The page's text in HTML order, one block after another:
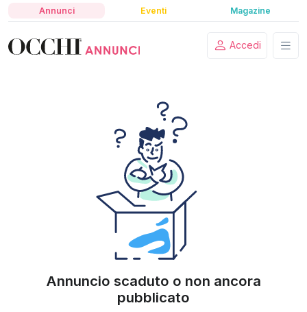
Annunci Eventi Magazine
Accedi
Annuncio scaduto o non ancora
pubblicato